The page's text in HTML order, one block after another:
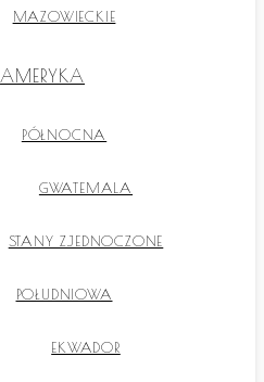
MAZOWIECKIE
AMERYKA
PÓŁNOCNA
GWATEMALA
STANY ZJEDNOCZONE
POŁUDNIOWA
EKWADOR